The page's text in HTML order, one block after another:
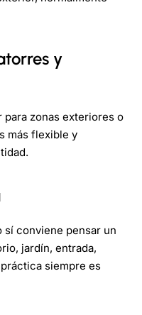
y
para zonas exteriores o
más flexible y
sí conviene pensar un
jardín, entrada,
siempre es